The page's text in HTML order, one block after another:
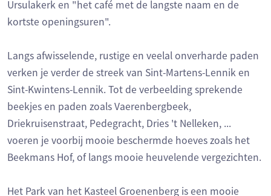
Ursulakerk en "het café met de langste naam en de
kortste openingsuren".
Langs afwisselende, rustige en veelal onverharde paden
verken je verder de streek van Sint-Martens-Lennik en
Sint-Kwintens-Lennik. Tot de verbeelding sprekende
beekjes en paden zoals Vaerenbergbeek,
Driekruisenstraat, Pedegracht, Dries 't Nelleken, ...
voeren je voorbij mooie beschermde hoeves zoals het
Beekmans Hof, of langs mooie heuvelende vergezichten.
Het Park van het Kasteel Groenenberg is een mooie